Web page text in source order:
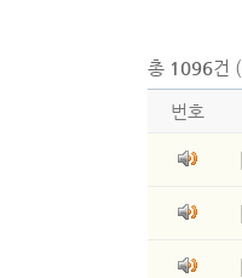
총 1096건 (
번호